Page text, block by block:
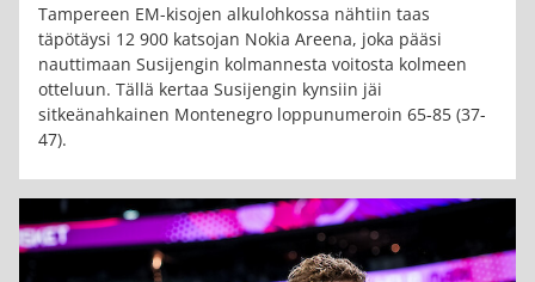
Tampereen EM-kisojen alkulohkossa nähtiin taas
täpötäysi 12 900 katsojan Nokia Areena, joka pääsi
nauttimaan Susijengin kolmannesta voitosta kolmeen
otteluun. Tällä kertaa Susijengin kynsiin jäi
sitkeänahkainen Montenegro loppunumeroin 65-85 (37-
47).